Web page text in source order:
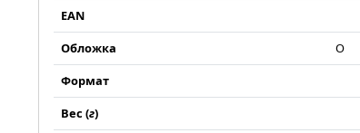
EAN
Обложка
О
Формат
Вес (г)